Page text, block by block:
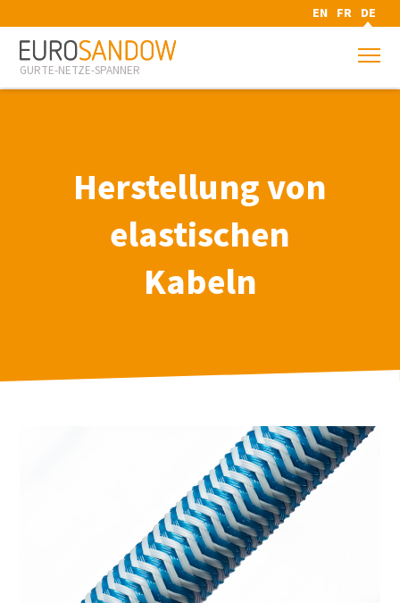
EN FR DE
GURTE-NETZE-SPANNER
Herstellung von
elastischen
Kabeln